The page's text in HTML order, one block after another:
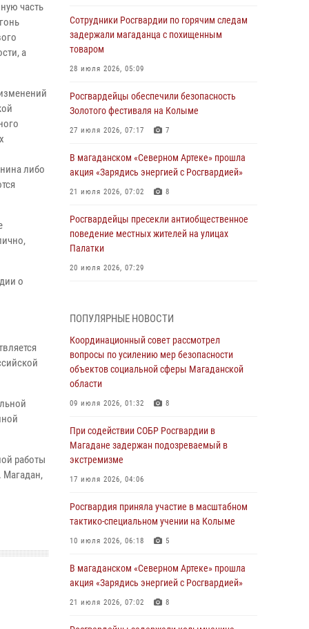
часть
а
либо
о
работы
Магадан,
Сотрудники Росгвардии по горячим следам
задержали магаданца с похищенным
товаром
28 июля 2026, 05:09
Росгвардейцы обеспечили безопасность
Золотого фестиваля на Колыме
27 июля 2026, 07:17 7
В магаданском «Северном Артеке» прошла
акция «Зарядись энергией с Росгвардией»
21 июля 2026, 07:02 8
Росгвардейцы пресекли антиобщественное
поведение местных жителей на улицах
Палатки
20 июля 2026, 07:29
подшефных кадет с победой в «Зарнице 2.0»
20 июля 2026, 04:02 8
При содействии СОБР Росгвардии в
Магадане задержан подозреваемый в
экстремизме
«Каникулы с Росгвардией» продолжаются на
Колыме
16 июля 2026, 03:27
Начальник Главного штаба – первый
заместитель директора Росгвардии Герой
России генерал-полковник Сергей Бойко
профессиональным праздником
15 июля 2026, 06:21
ПОПУЛЯРНЫЕ НОВОСТИ
Координационный совет рассмотрел
вопросы по усилению мер безопасности
объектов социальной сферы Магаданской
области
09 июля 2026, 01:32 8
При содействии СОБР Росгвардии в
Магадане задержан подозреваемый в
экстремизме
17 июля 2026, 04:06
Росгвардия приняла участие в масштабном
тактико-специальном учении на Колыме
10 июля 2026, 06:18 5
В магаданском «Северном Артеке» прошла
акция «Зарядись энергией с Росгвардией»
21 июля 2026, 07:02 8